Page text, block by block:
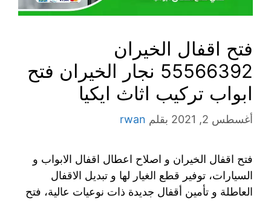
فتح اقفال الخيران
55566392 نجار الخيران فتح
ابواب تركيب اثاث ايكيا
أغسطس 2, 2021 بقلم rwan
فتح اقفال الخيران و اصلاح اعطال اقفال الابواب و
السيارات، توفير قطع الغيار لها و تبديل الاقفال
العاطلة و تأمين أقفال جديدة ذات نوعيات عالية، فتح